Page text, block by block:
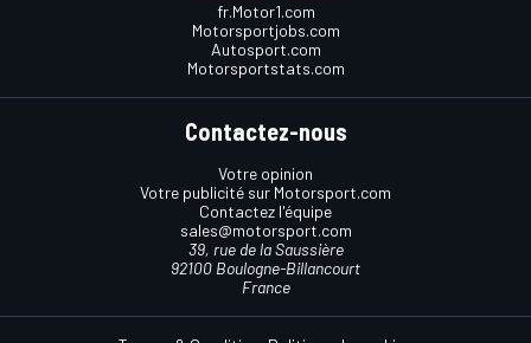
fr.Motor1.com
Motorsportjobs.com
Autosport.com
Motorsportstats.com
Contactez-nous
Votre opinion
Votre publicité sur Motorsport.com
Contactez l'équipe
sales@motorsport.com
39, rue de la Saussière
92100 Boulogne-Billancourt
France